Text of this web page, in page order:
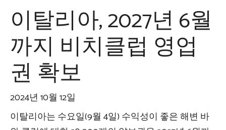
이탈리아, 2027년 6월
까지 비치클럽 영업
권 확보
2024년 10월 12일
이탈리아는 수요일(9월 4일) 수익성이 좋은 해변 바